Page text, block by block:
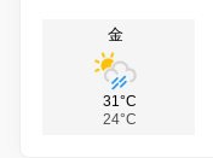
金
31°C
24°C